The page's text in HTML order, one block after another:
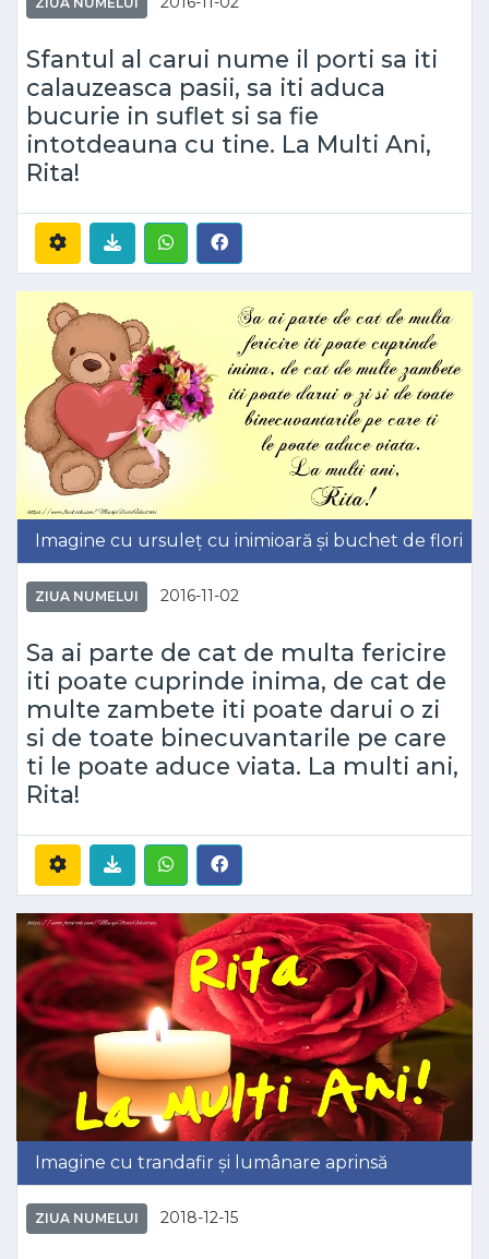
Sfantul al carui nume il porti sa iti
calauzeasca pasii, sa iti aduca
bucurie in suflet si sa fie
intotdeauna cu tine. La Multi Ani,
Rita!
Imagine cu ursuleț cu inimioară și buchet de flori
ZIUA NUMELUI 2016-11-02
Sa ai parte de cat de multa fericire
iti poate cuprinde inima, de cat de
multe zambete iti poate darui o zi
si de toate binecuvantarile pe care
ti le poate aduce viata. La multi ani,
Rita!
Imagine cu trandafir și lumânare aprinsă
ZIUA NUMELUI 2018-12-15